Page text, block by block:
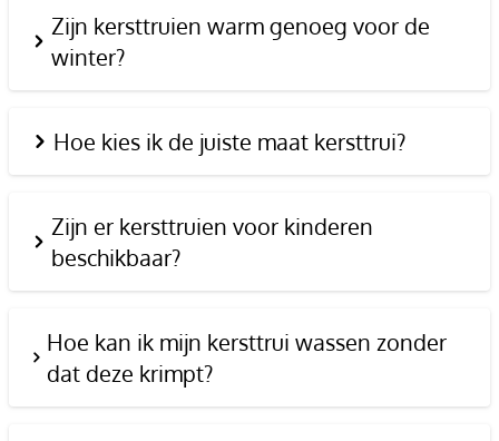
Zijn kersttruien warm genoeg voor de
winter?
Hoe kies ik de juiste maat kersttrui?
Zijn er kersttruien voor kinderen
beschikbaar?
Hoe kan ik mijn kersttrui wassen zonder
dat deze krimpt?